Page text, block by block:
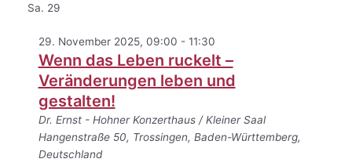
Sa. 29
29. November 2025, 09:00 - 11:30
Wenn das Leben ruckelt –
Veränderungen leben und
gestalten!
Dr. Ernst - Hohner Konzerthaus / Kleiner Saal
Hangenstraße 50, Trossingen, Baden-Württemberg,
Deutschland